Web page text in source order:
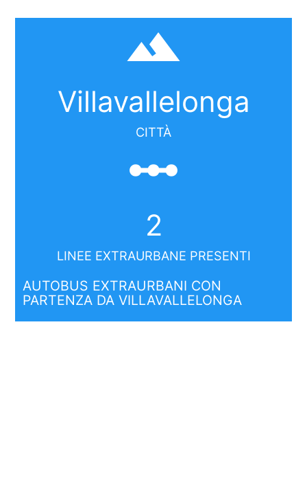
filter_hdr
Villavallelonga
CITTÀ
linear_scale
2
LINEE EXTRAURBANE PRESENTI
AUTOBUS EXTRAURBANI CON
PARTENZA DA VILLAVALLELONGA